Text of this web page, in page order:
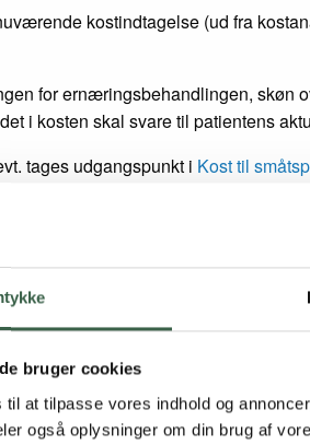
bruger cookies
til at tilpasse vores indhold og
også oplysninger om din brug af
kostindtagelse (ud fra
for ernæringsbehandlingen, skøn
i kosten skal svare til patientens
tages udgangspunkt i Kost til
have behov for en energirig kost,
får dækket sit energibehov
supplere medSondeernæringog
af den individuelle
samt